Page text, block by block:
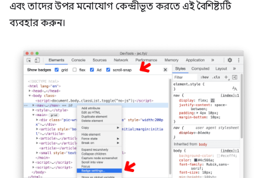
এবং তাদের উপর মনোযোগ কেন্দ্রীভূত করতে এই বৈশিষ্ট্যটি
ব্যবহার করুন।